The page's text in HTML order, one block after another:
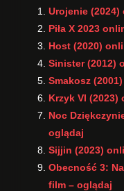
Urojenie (2024)
Piła X 2023
Host (2020)
Sinister (2012)
Smakosz
Krzyk VI (2023)
Noc
oglądaj
Sijjin (2023)
Obecność 3:
film – oglądaj